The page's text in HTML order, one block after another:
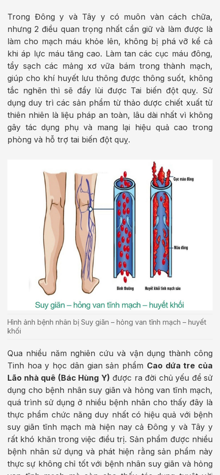
Trong Đông y và Tây y có muôn vàn cách chữa,
nhưng 2 điều quan trọng nhất cần giữ và làm được là
làm cho mạch máu khỏe lên, không bị phá vỡ kể cả
khi áp lực máu tăng cao. Làm tan các cục máu đông,
tẩy sạch các mảng xơ vữa bám trong thành mạch,
giúp cho khí huyết lưu thông được thông suốt, không
tắc nghẽn thì sẽ đẩy lùi được Tai biến đột quỵ. Sử
dụng duy trì các sản phẩm từ thảo dược chiết xuất từ
thiên nhiên là liệu pháp an toàn, lâu dài nhất vì không
gây tác dụng phụ và mang lại hiệu quả cao trong
phòng và hỗ trợ tai biến đột quỵ.
Hình ảnh bệnh nhân bị Suy giãn – hỏng van tĩnh mạch – huyết
khối
Qua nhiều năm nghiên cứu và vận dụng thành công
Tinh hoa y học dân gian sản phẩm Cao dứa tre của
Lão nhà quê (Bác Hùng Y) được ra đời chủ yếu để sử
dụng cho bệnh nhân suy giãn và hỏng van tĩnh mạch,
quá trình sử dụng ở nhiều bệnh nhân cho thấy đây là
thực phẩm chức năng duy nhất có hiệu quả với bệnh
suy giãn tĩnh mạch mà hiện nay cả Đông y và Tây y
rất khó khăn trong việc điều trị. Sản phẩm được nhiều
bệnh nhân sử dụng và phát hiện rằng sản phẩm này
thực sự không chỉ tốt với bệnh nhân suy giãn và hỏng